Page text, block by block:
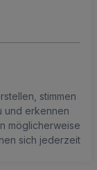
stimmen
und erkennen
möglicherweise
sich jederzeit